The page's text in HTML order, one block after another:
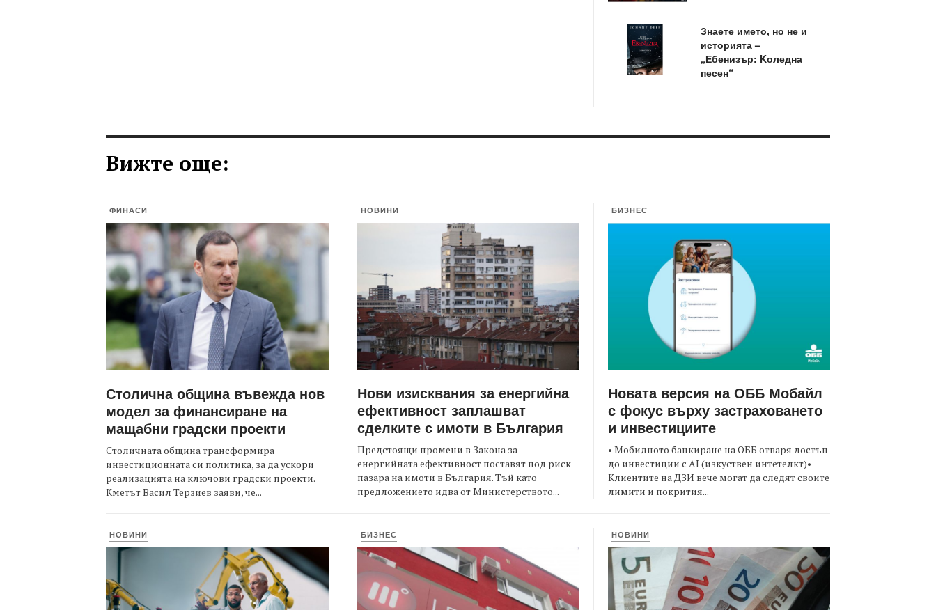
Знаете името, но не и
историята –
„Ебенизър: Kоледна
песен“
Вижте още:
ФИНАСИ
Столична община въвежда нов
модел за финансиране на
мащабни градски проекти
Столичната община трансформира
инвестиционната си политика, за да ускори
реализацията на ключови градски проекти.
Кметът Васил Терзиев заяви, че...
НОВИНИ
Нови изисквания за енергийна
ефективност заплашват
сделките с имоти в България
Предстоящи промени в Закона за
енергийната ефективност поставят под риск
пазара на имоти в България. Тъй като
предложението идва от Министерството...
БИЗНЕС
Новата версия на ОББ Мобайл
с фокус върху застраховането
и инвестициите
• Мобилното банкиране на ОББ отваря достъп
до инвестиции с AI (изкуствен интетелкт)•
Клиентите на ДЗИ вече могат да следят своите
лимити и покрития...
НОВИНИ БИЗНЕС НОВИНИ